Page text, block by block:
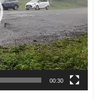
00:30